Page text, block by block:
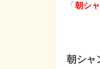
「 朝シ
朝シャ